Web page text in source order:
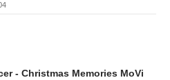
- Christmas Memories MoVi